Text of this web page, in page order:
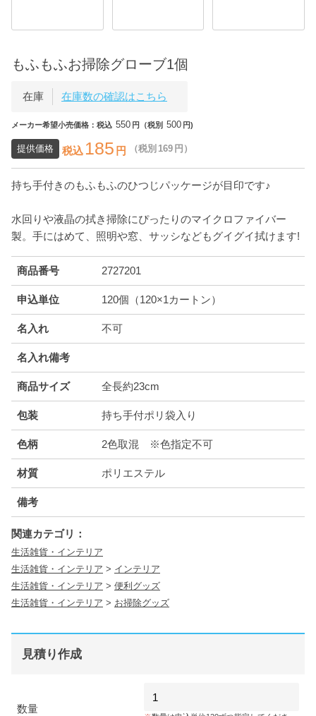
もふもふお掃除グローブ1個
在庫 在庫数の確認はこちら
メーカー希望小売価格：税込 550 円（税別 500 円)
提供価格 税込 185 円 （税別 169 円）
持ち手付きのもふもふのひつじパッケージが目印です♪
水回りや液晶の拭き掃除にぴったりのマイクロファイバー
製。手にはめて、照明や窓、サッシなどもグイグイ拭けます!
商品番号 2727201
申込単位 120個（120×1カートン）
名入れ 不可
名入れ備考
商品サイズ 全長約23cm
包装 持ち手付ポリ袋入り
色柄 2色取混 ※色指定不可
材質 ポリエステル
備考
関連カテゴリ：
生活雑貨・インテリア
生活雑貨・インテリア > インテリア
生活雑貨・インテリア > 便利グッズ
生活雑貨・インテリア > お掃除グッズ
見積り作成
数量